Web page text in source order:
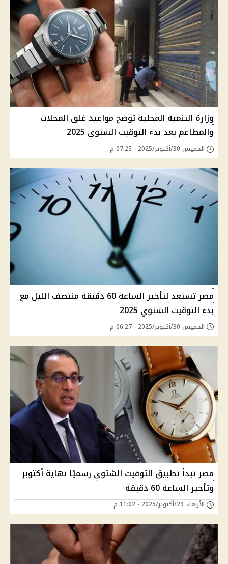
وزارة التنمية المحلية توضح مواعيد غلق المحلات
والمطاعم بعد بدء التوقيت الشتوي 2025
الخميس 30/أكتوبر/2025 - 07:25 م
مصر تستعد لتأخير الساعة 60 دقيقة منتصف الليل مع
بدء التوقيت الشتوي 2025
الخميس 30/أكتوبر/2025 - 06:27 م
مصر تبدأ تطبيق التوقيت الشتوي رسميًا نهاية أكتوبر
وتأخير الساعة 60 دقيقة
الأربعاء 29/أكتوبر/2025 - 11:02 م